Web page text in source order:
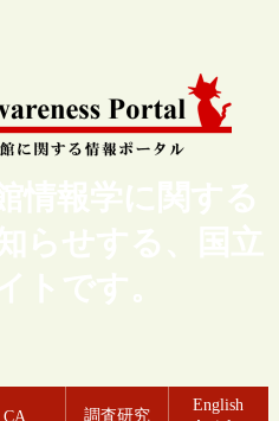
情報学に関する
らせする、国立
トです。
CA 調査研究
English